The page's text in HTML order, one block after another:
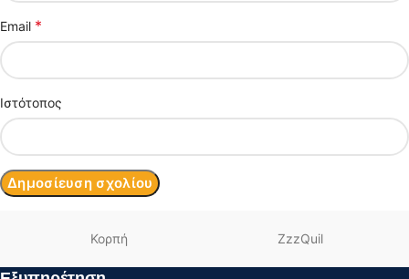
Email *
Ιστότοπος
Κορπή ZzzQuil